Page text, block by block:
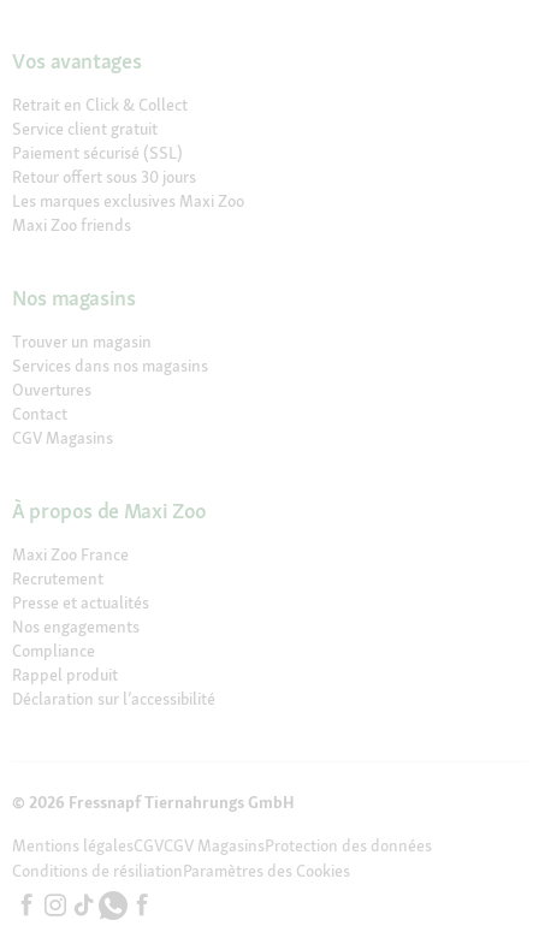
Vos avantages
Retrait en Click & Collect
Service client gratuit
Paiement sécurisé (SSL)
Retour offert sous 30 jours
Les marques exclusives Maxi Zoo
Maxi Zoo friends
Nos magasins
Trouver un magasin
Services dans nos magasins
Ouvertures
Contact
CGV Magasins
À propos de Maxi Zoo
Maxi Zoo France
Recrutement
Presse et actualités
Nos engagements
Compliance
Rappel produit
Déclaration sur l’accessibilité
© 2026 Fressnapf Tiernahrungs GmbH
Mentions légalesCGVCGV MagasinsProtection des données
Conditions de résiliationParamètres des Cookies